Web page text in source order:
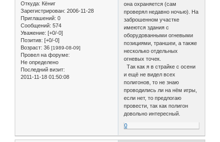
Откуда: Кёниг
Зарегистрирован: 2006-11-28
Приглашений: 0
Сообщений: 574
Уважение: [+0/-0]
Позитив: [+0/-0]
Возраст: 36 [1989-08-09]
Провел на форуме:
Не определено
Последний визит:
2011-11-18 01:50:08
она охраняется (сам
проверял недавно ночью). На
заброшенном участке
имеются здания с
оборудованными огневыми
позициями, траншеи, а также
несколько отдельных
огневых точек.
Так как я в страйке с осени
и ещё не видел всех
полигонов, то не знаю
проводились ли на нём игры,
если нет, то предлогаю
провести, так как полигон
довольно интересный.
0